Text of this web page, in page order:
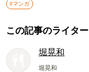
#マンガ
この記事のライター
堀晃和
堀晃和